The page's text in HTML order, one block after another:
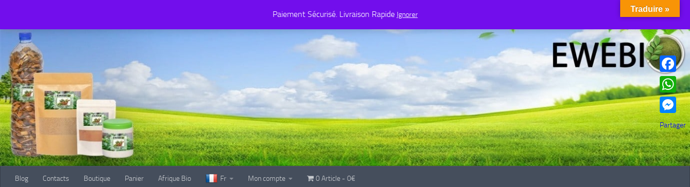
Paiement Sécurisé. Livraison Rapide Ignorer
Mon compte 0 Article 0€
Blog Contacts Boutique Panier Afrique Bio Fr Mon compte 0 Article 0€
Facebook
WhatsApp
Partager
Traduire »